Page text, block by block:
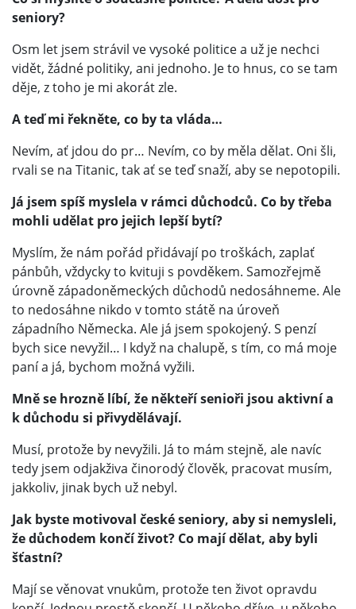
seniory?
Osm let jsem strávil ve vysoké politice a už je nechci
vidět, žádné politiky, ani jednoho. Je to hnus, co se tam
děje, z toho je mi akorát zle.
A teď mi řekněte, co by ta vláda…
Nevím, ať jdou do pr… Nevím, co by měla dělat. Oni šli,
rvali se na Titanic, tak ať se teď snaží, aby se nepotopili.
Já jsem spíš myslela v rámci důchodců. Co by třeba
mohli udělat pro jejich lepší bytí?
Myslím, že nám pořád přidávají po troškách, zaplať
pánbůh, vždycky to kvituji s povděkem. Samozřejmě
úrovně západoněmeckých důchodů nedosáhneme. Ale
to nedosáhne nikdo v tomto státě na úroveň
západního Německa. Ale já jsem spokojený. S penzí
bych sice nevyžil… I když na chalupě, s tím, co má moje
paní a já, bychom možná vyžili.
Mně se hrozně líbí, že někteří senioři jsou aktivní a
k důchodu si přivydělávají.
Musí, protože by nevyžili. Já to mám stejně, ale navíc
tedy jsem odjakživa činorodý člověk, pracovat musím,
jakkoliv, jinak bych už nebyl.
Jak byste motivoval české seniory, aby si nemysleli,
že důchodem končí život? Co mají dělat, aby byli
šťastní?
Mají se věnovat vnukům, protože ten život opravdu